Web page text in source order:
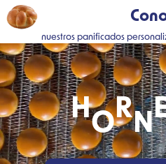
nuestros panificados
H
O
R
N